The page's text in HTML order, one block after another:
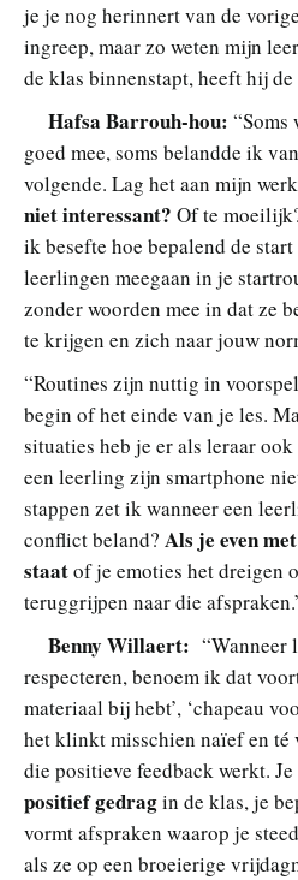
je je nog herinnert van de
ingreep, maar zo weten mijn
de klas binnenstapt, heeft hij
Hafsa Barrouh-hou:
goed mee, soms belandde ik
volgende. Lag het aan mijn
niet interessant? Of te
ik besefte hoe bepalend de
leerlingen meegaan in je
zonder woorden mee in dat ze
te krijgen en zich naar jouw
“Routines zijn nuttig in
begin of het einde van je les.
situaties heb je er als leraar
een leerling zijn smartphone
stappen zet ik wanneer een
conflict beland? Als je even
staatof je emoties het dreigen
teruggrijpen naar die
Benny Willaert: “Wanneer
respecteren, benoem ik dat
materiaal bij hebt’, ‘chapeau
het klinkt misschien naïef en té
die positieve feedback werkt.
positief gedragin de klas, je
vormt afspraken waarop je
als ze op een broeierige